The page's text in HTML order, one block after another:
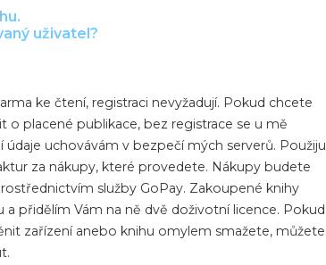
uživatel?
ke čtení, registraci nevyžadují. Pokud chcete
o placené publikace, bez registrace se u mě
údaje uchovávám v bezpečí mých serverů. Použiju
za nákupy, které provedete. Nákupy budete
služby GoPay. Zakoupené knihy
a přidělím Vám na ně dvě doživotní licence. Pokud
zařízení anebo knihu omylem smažete, můžete